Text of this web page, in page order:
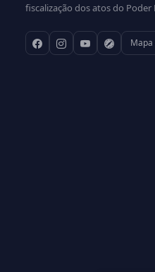
fiscalização dos atos do
Mapa